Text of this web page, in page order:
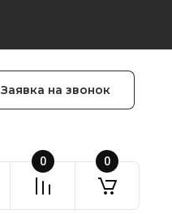
Заявка на звонок
0 0